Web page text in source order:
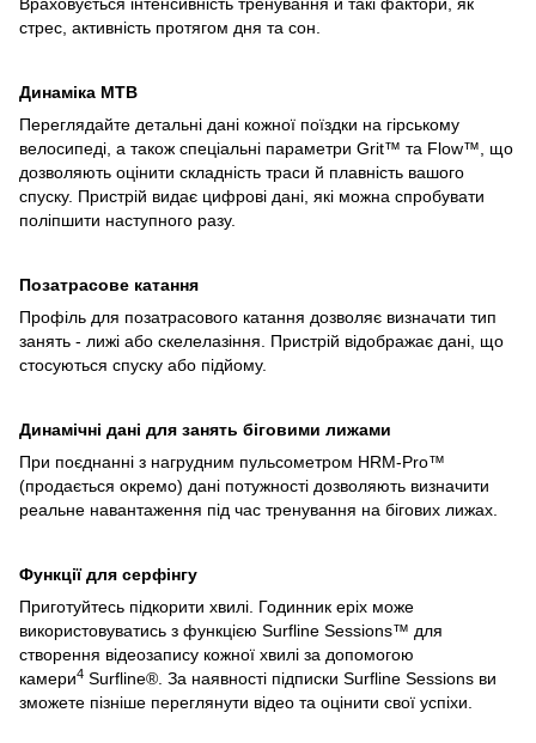
Враховується інтенсивність тренування й такі фактори, як
стрес, активність протягом дня та сон.
Динаміка MTB
Переглядайте детальні дані кожної поїздки на гірському
велосипеді, а також спеціальні параметри Grit™ та Flow™, що
дозволяють оцінити складність траси й плавність вашого
спуску. Пристрій видає цифрові дані, які можна спробувати
поліпшити наступного разу.
Позатрасове катання
Профіль для позатрасового катання дозволяє визначати тип
занять - лижі або скелелазіння. Пристрій відображає дані, що
стосуються спуску або підйому.
Динамічні дані для занять біговими лижами
При поєднанні з нагрудним пульсометром HRM-Pro™
(продається окремо) дані потужності дозволяють визначити
реальне навантаження під час тренування на бігових лижах.
Функції для серфінгу
Приготуйтесь підкорити хвилі. Годинник epix може
використовуватись з функцією Surfline Sessions™ для
створення відеозапису кожної хвилі за допомогою
камери4 Surfline®. За наявності підписки Surfline Sessions ви
зможете пізніше переглянути відео та оцінити свої успіхи.